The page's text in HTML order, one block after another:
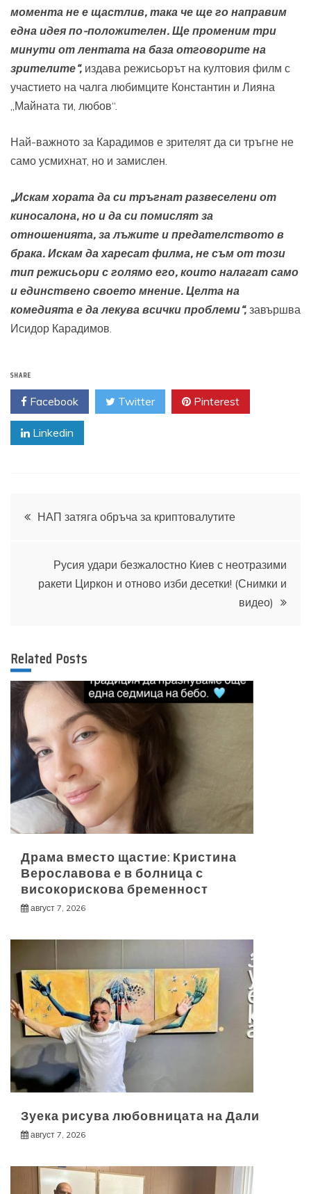
момента не е щастлив, така че ще го направим
една идея по-положителен. Ще променим три
минути от лентата на база отговорите на
зрителите“, издава режисьорът на култовия филм с
участието на чалга любимците Константин и Лияна
„Майната ти, любов“.
Най-важното за Карадимов е зрителят да си тръгне не
само усмихнат, но и замислен.
„Искам хората да си тръгнат развеселени от
киносалона, но и да си помислят за
отношенията, за лъжите и предателството в
брака. Искам да харесат филма, не съм от този
тип режисьори с голямо его, които налагат само
и единствено своето мнение. Целта на
комедията е да лекува всички проблеми“, завършва
Исидор Карадимов.
SHARE
Facebook Twitter Pinterest
Linkedin
Навигация
НАП затяга обръча за криптовалутите
Русия удари безжалостно Киев с неотразими
ракети Циркон и отново изби десетки! (Снимки и
видео)
Related Posts
Драма вместо щастие: Кристина
Верославова е в болница с
високорискова бременност
август 7, 2026
Зуека рисува любовницата на Дали
август 7, 2026